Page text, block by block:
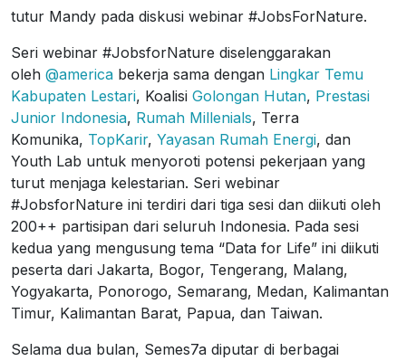
tutur Mandy pada diskusi webinar #JobsForNature.
Seri webinar #JobsforNature diselenggarakan
oleh @america bekerja sama dengan Lingkar Temu
Kabupaten Lestari, Koalisi Golongan Hutan, Prestasi
Junior Indonesia, Rumah Millenials, Terra
Komunika, TopKarir, Yayasan Rumah Energi, dan
Youth Lab untuk menyoroti potensi pekerjaan yang
turut menjaga kelestarian. Seri webinar
#JobsforNature ini terdiri dari tiga sesi dan diikuti oleh
200++ partisipan dari seluruh Indonesia. Pada sesi
kedua yang mengusung tema “Data for Life” ini diikuti
peserta dari Jakarta, Bogor, Tengerang, Malang,
Yogyakarta, Ponorogo, Semarang, Medan, Kalimantan
Timur, Kalimantan Barat, Papua, dan Taiwan.
Selama dua bulan, Semes7a diputar di berbagai